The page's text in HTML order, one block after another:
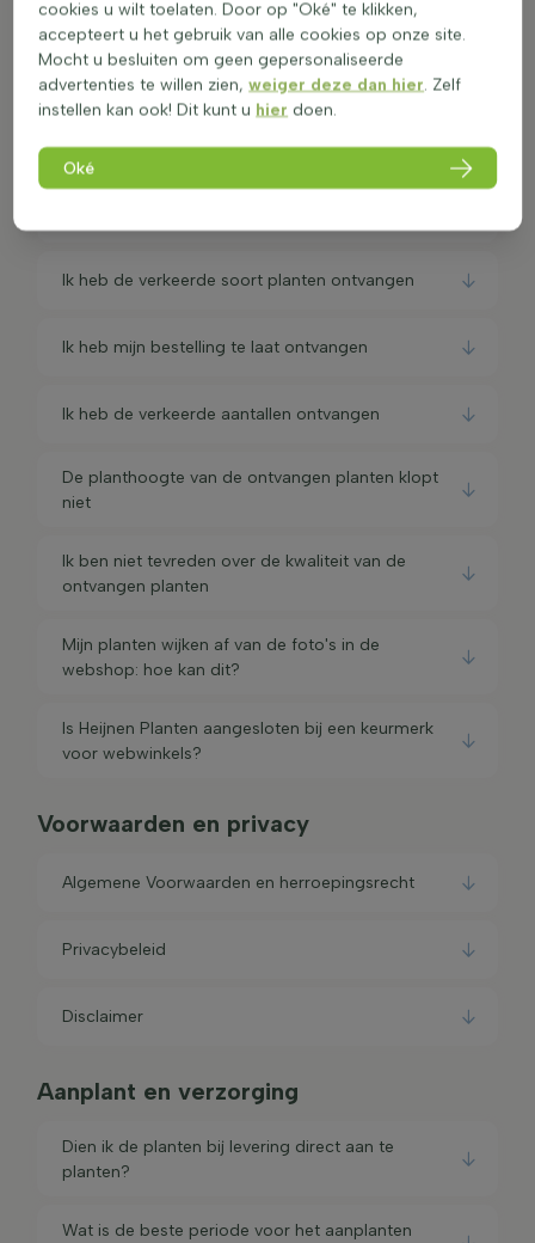
bijzonderheden
Heb ik garantie op de bestelde producten?
Kan ik mijn bestelling retourneren?
Ik heb de verkeerde soort planten ontvangen
Ik heb mijn bestelling te laat ontvangen
Ik heb de verkeerde aantallen ontvangen
De planthoogte van de ontvangen planten klopt
niet
Ik ben niet tevreden over de kwaliteit van de
ontvangen planten
Mijn planten wijken af van de foto's in de
webshop: hoe kan dit?
Is Heijnen Planten aangesloten bij een keurmerk
voor webwinkels?
Voorwaarden en privacy
Algemene Voorwaarden en herroepingsrecht
Privacybeleid
Disclaimer
Aanplant en verzorging
Dien ik de planten bij levering direct aan te
planten?
Wat is de beste periode voor het aanplanten
cookies u wilt toelaten. Door op "Oké" te klikken,
accepteert u het gebruik van alle cookies op onze site.
Mocht u besluiten om geen gepersonaliseerde
advertenties te willen zien,weiger deze dan hier. Zelf
instellen kan ook! Dit kunt u hier doen.
Oké